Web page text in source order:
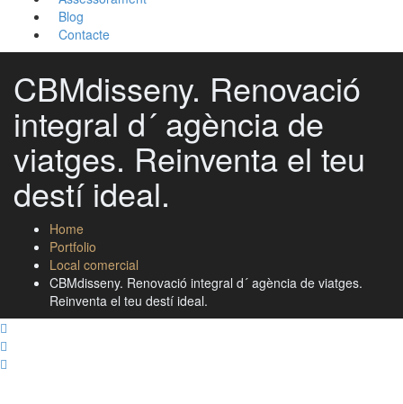
Blog
Contacte
CBMdisseny. Renovació
integral d´ agència de
viatges. Reinventa el teu
destí ideal.
Home
Portfolio
Local comercial
CBMdisseny. Renovació integral d´ agència de viatges.
Reinventa el teu destí ideal.